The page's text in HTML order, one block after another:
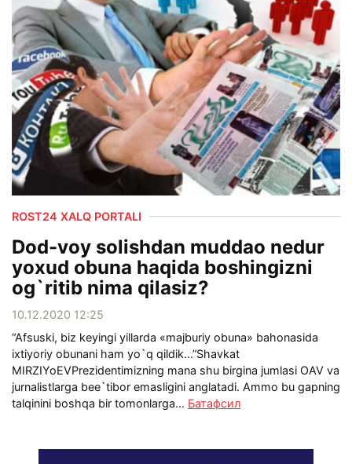
ROST24 XALQ PORTALI
Dod-voy solishdan muddao nedur
yoxud obuna haqida boshingizni
og`ritib nima qilasiz?
10.12.2020 12:25
“Afsuski, biz keyingi yillarda «majburiy obuna» bahonasida
ixtiyoriy obunani ham yo`q qildik...”Shavkat
MIRZIYoEVPrezidentimizning mana shu birgina jumlasi OAV va
jurnalistlarga bee`tibor emasligini anglatadi. Ammo bu gapning
talqinini boshqa bir tomonlarga... Батафсил